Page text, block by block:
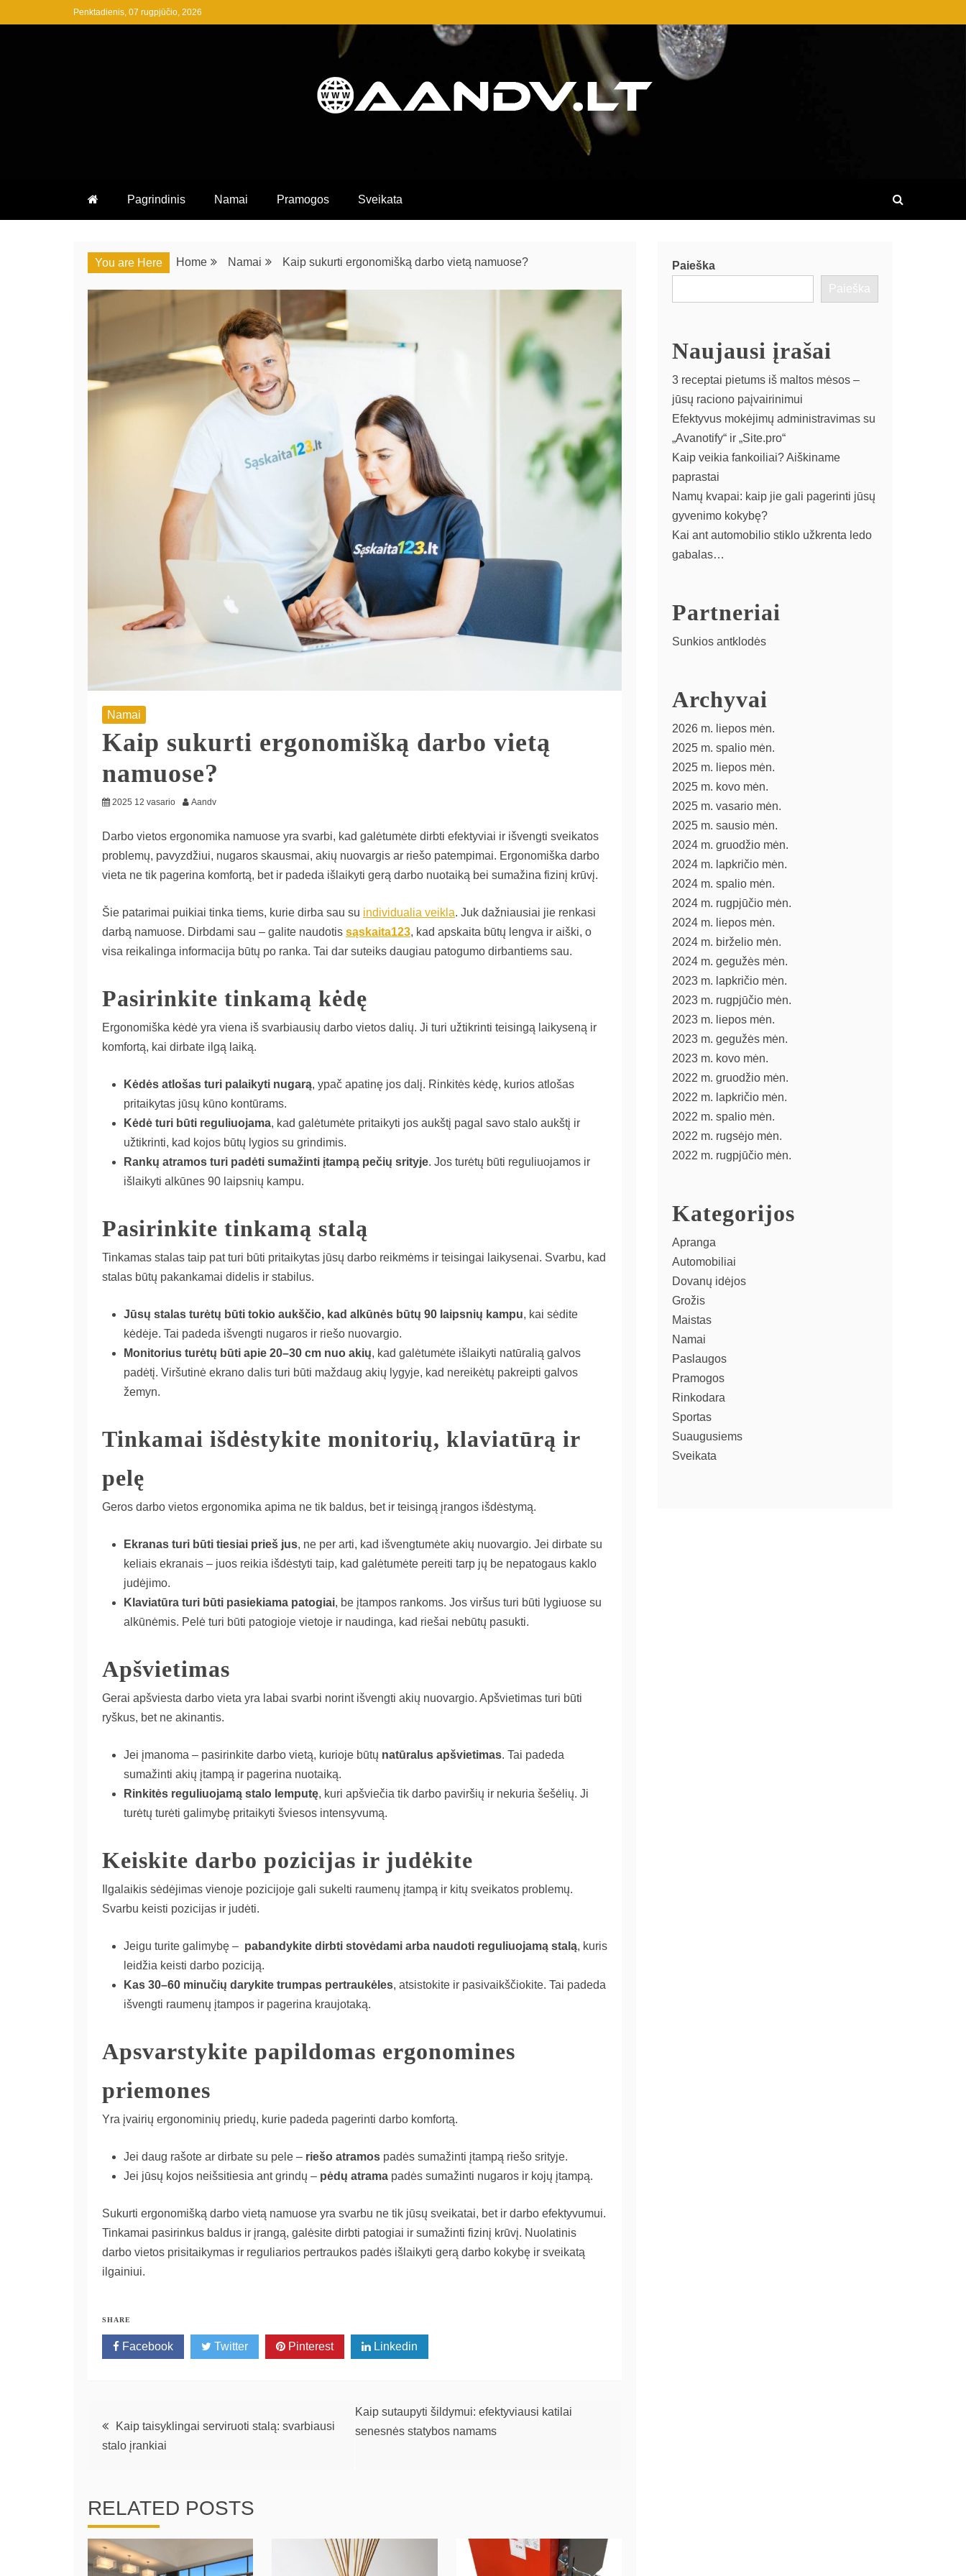
to
Penktadienis, 07 rugpjūčio, 2026
AANDV.LT YRA LAIKOMAS KAIP SVARBIŲ ĮRAŠŲ PORTALAS, KURIAME GALITE SUŽINOTI DAUGYBĘ
Pagrindinis Namai Pramogos Sveikata
You are Here Home Namai Kaip sukurti ergonomišką darbo vietą namuose?
Namai
Kaip sukurti ergonomišką darbo vietą
namuose?
2025 12 vasario Aandv
Darbo vietos ergonomika namuose yra svarbi, kad galėtumėte dirbti efektyviai ir išvengti sveikatos
problemų, pavyzdžiui, nugaros skausmai, akių nuovargis ar riešo patempimai. Ergonomiška darbo
vieta ne tik pagerina komfortą, bet ir padeda išlaikyti gerą darbo nuotaiką bei sumažina fizinį krūvį.
Šie patarimai puikiai tinka tiems, kurie dirba sau su individualia veikla. Juk dažniausiai jie renkasi
darbą namuose. Dirbdami sau – galite naudotis sąskaita123, kad apskaita būtų lengva ir aiški, o
visa reikalinga informacija būtų po ranka. Tai dar suteiks daugiau patogumo dirbantiems sau.
Pasirinkite tinkamą kėdę
Ergonomiška kėdė yra viena iš svarbiausių darbo vietos dalių. Ji turi užtikrinti teisingą laikyseną ir
komfortą, kai dirbate ilgą laiką.
Kėdės atlošas turi palaikyti nugarą, ypač apatinę jos dalį. Rinkitės kėdę, kurios atlošas
pritaikytas jūsų kūno kontūrams.
Kėdė turi būti reguliuojama, kad galėtumėte pritaikyti jos aukštį pagal savo stalo aukštį ir
užtikrinti, kad kojos būtų lygios su grindimis.
Rankų atramos turi padėti sumažinti įtampą pečių srityje. Jos turėtų būti reguliuojamos ir
išlaikyti alkūnes 90 laipsnių kampu.
Pasirinkite tinkamą stalą
Tinkamas stalas taip pat turi būti pritaikytas jūsų darbo reikmėms ir teisingai laikysenai. Svarbu, kad
stalas būtų pakankamai didelis ir stabilus.
Jūsų stalas turėtų būti tokio aukščio, kad alkūnės būtų 90 laipsnių kampu, kai sėdite
kėdėje. Tai padeda išvengti nugaros ir riešo nuovargio.
Monitorius turėtų būti apie 20–30 cm nuo akių, kad galėtumėte išlaikyti natūralią galvos
padėtį. Viršutinė ekrano dalis turi būti maždaug akių lygyje, kad nereikėtų pakreipti galvos
žemyn.
Tinkamai išdėstykite monitorių, klaviatūrą ir
pelę
Geros darbo vietos ergonomika apima ne tik baldus, bet ir teisingą įrangos išdėstymą.
Ekranas turi būti tiesiai prieš jus, ne per arti, kad išvengtumėte akių nuovargio. Jei dirbate su
keliais ekranais – juos reikia išdėstyti taip, kad galėtumėte pereiti tarp jų be nepatogaus kaklo
judėjimo.
Klaviatūra turi būti pasiekiama patogiai, be įtampos rankoms. Jos viršus turi būti lygiuose su
alkūnėmis. Pelė turi būti patogioje vietoje ir naudinga, kad riešai nebūtų pasukti.
Apšvietimas
Gerai apšviesta darbo vieta yra labai svarbi norint išvengti akių nuovargio. Apšvietimas turi būti
ryškus, bet ne akinantis.
Jei įmanoma – pasirinkite darbo vietą, kurioje būtų natūralus apšvietimas. Tai padeda
sumažinti akių įtampą ir pagerina nuotaiką.
Rinkitės reguliuojamą stalo lemputę, kuri apšviečia tik darbo paviršių ir nekuria šešėlių. Ji
turėtų turėti galimybę pritaikyti šviesos intensyvumą.
Keiskite darbo pozicijas ir judėkite
Ilgalaikis sėdėjimas vienoje pozicijoje gali sukelti raumenų įtampą ir kitų sveikatos problemų.
Svarbu keisti pozicijas ir judėti.
Jeigu turite galimybę – pabandykite dirbti stovėdami arba naudoti reguliuojamą stalą, kuris
leidžia keisti darbo poziciją.
Kas 30–60 minučių darykite trumpas pertraukėles, atsistokite ir pasivaikščiokite. Tai padeda
išvengti raumenų įtampos ir pagerina kraujotaką.
Apsvarstykite papildomas ergonomines
priemones
Yra įvairių ergonominių priedų, kurie padeda pagerinti darbo komfortą.
Jei daug rašote ar dirbate su pele – riešo atramos padės sumažinti įtampą riešo srityje.
Jei jūsų kojos neišsitiesia ant grindų – pėdų atrama padės sumažinti nugaros ir kojų įtampą.
Sukurti ergonomišką darbo vietą namuose yra svarbu ne tik jūsų sveikatai, bet ir darbo efektyvumui.
Tinkamai pasirinkus baldus ir įrangą, galėsite dirbti patogiai ir sumažinti fizinį krūvį. Nuolatinis
darbo vietos prisitaikymas ir reguliarios pertraukos padės išlaikyti gerą darbo kokybę ir sveikatą
ilgainiui.
SHARE
Facebook Twitter Pinterest Linkedin
Navigacija
tarp
įrašų
Kaip taisyklingai serviruoti stalą: svarbiausi
stalo įrankiai
Kaip sutaupyti šildymui: efektyviausi katilai
senesnės statybos namams
RELATED POSTS
Paieška
Paieška
Naujausi įrašai
3 receptai pietums iš maltos mėsos –
jūsų raciono paįvairinimui
Efektyvus mokėjimų administravimas su
„Avanotify“ ir „Site.pro“
Kaip veikia fankoiliai? Aiškiname
paprastai
Namų kvapai: kaip jie gali pagerinti jūsų
gyvenimo kokybę?
Kai ant automobilio stiklo užkrenta ledo
gabalas…
Partneriai
Sunkios antklodės
Archyvai
2026 m. liepos mėn.
2025 m. spalio mėn.
2025 m. liepos mėn.
2025 m. kovo mėn.
2025 m. vasario mėn.
2025 m. sausio mėn.
2024 m. gruodžio mėn.
2024 m. lapkričio mėn.
2024 m. spalio mėn.
2024 m. rugpjūčio mėn.
2024 m. liepos mėn.
2024 m. birželio mėn.
2024 m. gegužės mėn.
2023 m. lapkričio mėn.
2023 m. rugpjūčio mėn.
2023 m. liepos mėn.
2023 m. gegužės mėn.
2023 m. kovo mėn.
2022 m. gruodžio mėn.
2022 m. lapkričio mėn.
2022 m. spalio mėn.
2022 m. rugsėjo mėn.
2022 m. rugpjūčio mėn.
Kategorijos
Apranga
Automobiliai
Dovanų idėjos
Grožis
Maistas
Namai
Paslaugos
Pramogos
Rinkodara
Sportas
Suaugusiems
Sveikata